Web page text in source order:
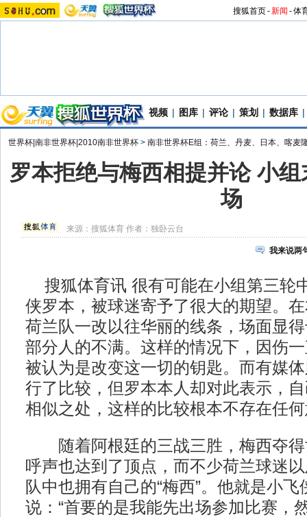
搜狐首页-新闻 -体
视频 | 图库 | 评论 | 策划 | 数据库 |
世界杯|南非世界杯|2010南非世界杯 > 南非世界杯E组：荷兰、丹麦、日本、喀麦
罗本拒绝与梅西相提并论 小
场
来源：搜狐体育 作者：独卧云台
我来说两
搜狐体育讯 很有可能在小组第三轮
侠罗本，被球迷寄予了很大的期望。
荷兰队一改以往华丽的线条，场面显
部分人的不满。这样的情况下，因伤
被认为是改变这一切的钥匙。而有媒
行了比较，但罗本本人却对此表示，
相似之处，这样的比较根本不存在任
随着阿根廷的三战三胜，梅西夺得
呼声也达到了顶点，而不少荷兰球迷
队中也拥有自己的“梅西”。他就是小
说：“首要的是我能先出场参加比赛，